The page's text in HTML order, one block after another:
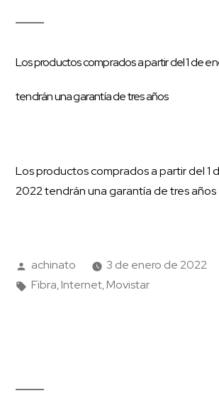
Los productos comprados a partir del 1 de
tendrán una garantía de tres años
Los productos comprados a partir del 1
2022 tendrán una garantía de tres años
achinato 3 de enero de 2022
Fibra, Internet, Movistar